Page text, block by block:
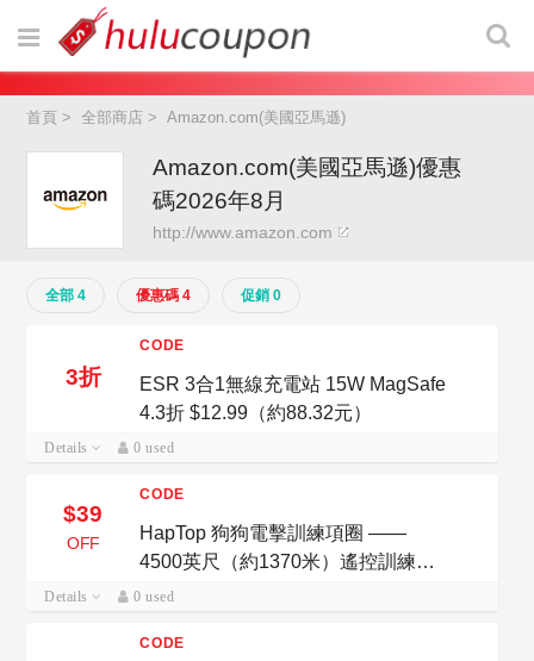
首頁 >全部商店 >Amazon.com(美國亞馬遜)
Amazon.com(美國亞馬遜)優惠
碼2026年8月
http://www.amazon.com
全部 4 優惠碼 4 促銷 0
3折
CODE
ESR 3合1無線充電站 15W MagSafe
4.3折 $12.99（約88.32元）
Details 0 used
$39
OFF
CODE
HapTop 狗狗電擊訓練項圈 ——
4500英尺（約1370米）遙控訓練項
圈 Amazon：Amazon暢銷新品特惠
$39.99
Details 0 used
CODE